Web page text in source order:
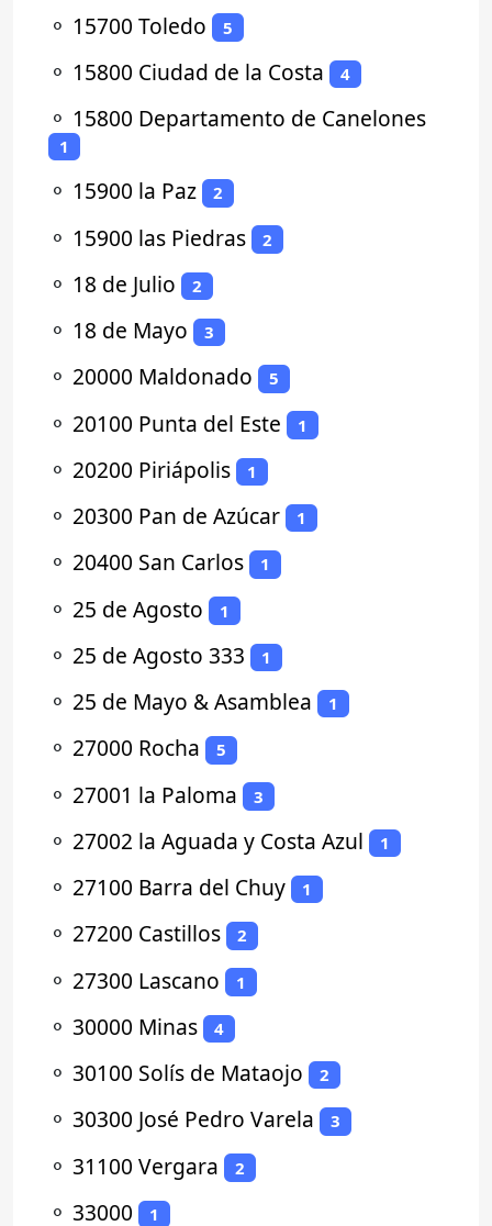
⚬ 15700 Toledo 5
⚬ 15800 Ciudad de la Costa 4
⚬ 15800 Departamento de Canelones
1
⚬ 15900 la Paz 2
⚬ 15900 las Piedras 2
⚬ 18 de Julio 2
⚬ 18 de Mayo 3
⚬ 20000 Maldonado 5
⚬ 20100 Punta del Este 1
⚬ 20200 Piriápolis 1
⚬ 20300 Pan de Azúcar 1
⚬ 20400 San Carlos 1
⚬ 25 de Agosto 1
⚬ 25 de Agosto 333 1
⚬ 25 de Mayo & Asamblea 1
⚬ 27000 Rocha 5
⚬ 27001 la Paloma 3
⚬ 27002 la Aguada y Costa Azul 1
⚬ 27100 Barra del Chuy 1
⚬ 27200 Castillos 2
⚬ 27300 Lascano 1
⚬ 30000 Minas 4
⚬ 30100 Solís de Mataojo 2
⚬ 30300 José Pedro Varela 3
⚬ 31100 Vergara 2
⚬ 33000 1